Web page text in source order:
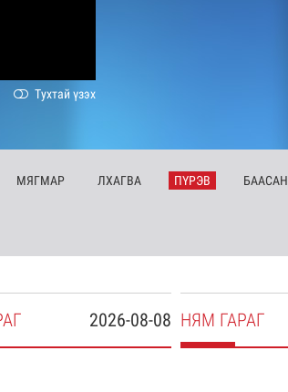
Тухтай үзэх
МЯГМАР ЛХАГВА ПҮРЭВ БААСАН
2026-08-08 НЯМ ГАРАГ